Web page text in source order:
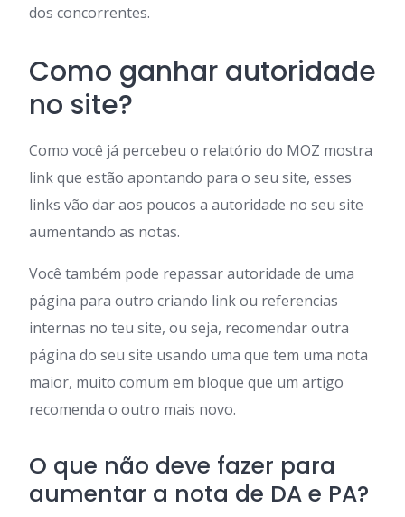
dos concorrentes.
Como ganhar autoridade
no site?
Como você já percebeu o relatório do MOZ mostra
link que estão apontando para o seu site, esses
links vão dar aos poucos a autoridade no seu site
aumentando as notas.
Você também pode repassar autoridade de uma
página para outro criando link ou referencias
internas no teu site, ou seja, recomendar outra
página do seu site usando uma que tem uma nota
maior, muito comum em bloque que um artigo
recomenda o outro mais novo.
O que não deve fazer para
aumentar a nota de DA e PA?